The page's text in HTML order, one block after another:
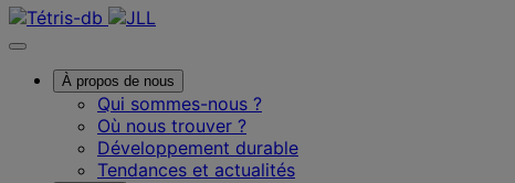
À propos de nous
Qui sommes-nous ?
Où nous trouver ?
Développement durable
Tendances et actualités